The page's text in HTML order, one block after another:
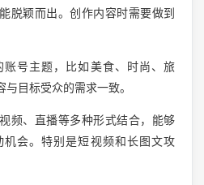
脱颖而出。创作内容时需要做到
号主题，比如美食、时尚、旅
目标受众的需求一致。
频、直播等多种形式结合，能够
会。特别是短视频和长图文攻